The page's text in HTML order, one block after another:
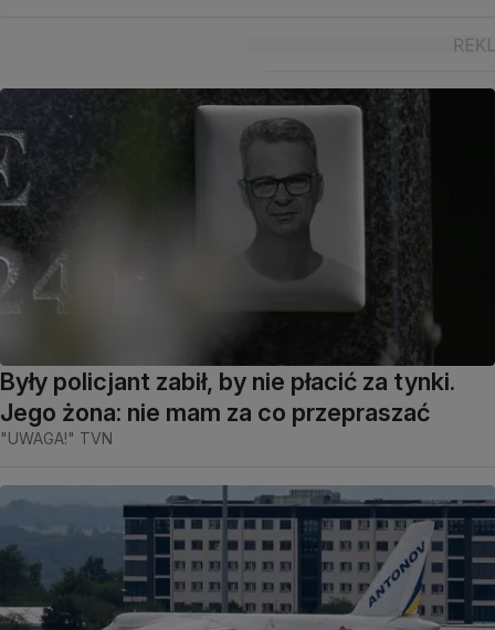
Były policjant zabił, by nie płacić za tynki.
Jego żona: nie mam za co przepraszać
"UWAGA!" TVN